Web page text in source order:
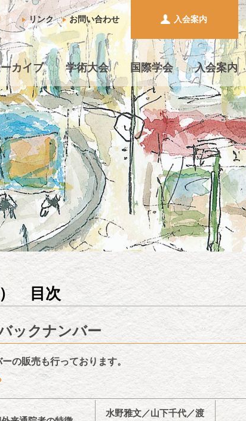
リンク お問い合わせ 入会案内
カイブ 学術大会 国際学会 入会案内
） 目次
ックナンバー
の販売も行っております。
水野雅文／山下千代／渡